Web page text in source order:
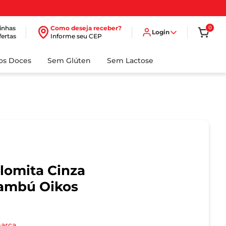
Como deseja receber?
Informe seu CEP
Login
0
Doces Sem Glúten Sem Lactose
Cinza
Oikos